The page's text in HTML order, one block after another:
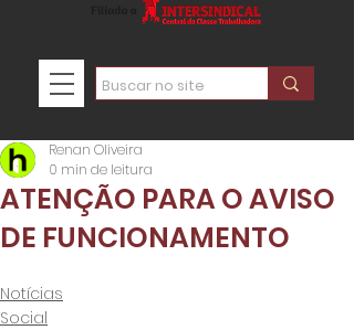
ATENÇÃO PARA O AVISO
DE FUNCIONAMENTO
Renan Oliveira
0 min de leitura
Notícias
Social